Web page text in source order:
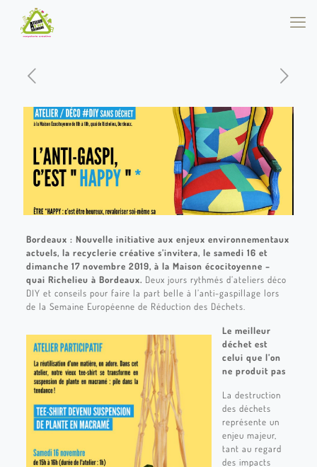
Bordeaux : Nouvelle initiative aux enjeux environnementaux
actuels, la recyclerie créative s’invitera, le samedi 16 et
dimanche 17 novembre 2019, à la Maison écocitoyenne –
quai Richelieu à Bordeaux. Deux jours rythmés d’ateliers déco
DIY et conseils pour faire la part belle à l’anti-gaspillage lors
de la Semaine Européenne de Réduction des Déchets.
Le meilleur
déchet est
celui que l’on
ne produit pas
La destruction
des déchets
représente un
enjeu majeur,
tant au regard
des impacts